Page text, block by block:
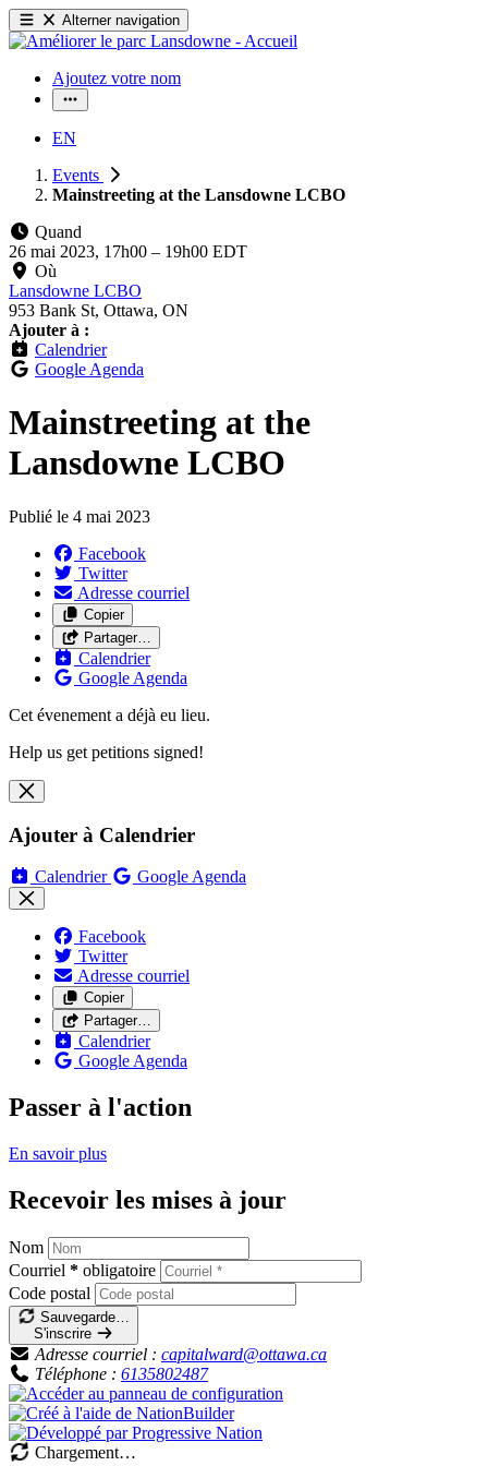
Alterner navigation
Ajoutez votre nom
EN
Events
Mainstreeting at the Lansdowne LCBO
Quand
26 mai 2023, 17h00 – 19h00 EDT
Où
Lansdowne LCBO
953 Bank St, Ottawa, ON
Ajouter à :
Calendrier
Google Agenda
Mainstreeting at the
Lansdowne LCBO
Publié le 4 mai 2023
Facebook
Twitter
Adresse courriel
Copier
Partager…
Calendrier
Google Agenda
Cet évenement a déjà eu lieu.
Help us get petitions signed!
Ajouter à Calendrier
Calendrier Google Agenda
Facebook
Twitter
Adresse courriel
Copier
Partager…
Calendrier
Google Agenda
Passer à l'action
En savoirplus
Recevoir les mises à jour
Nom
Courriel * obligatoire
Code postal
Sauvegarde…
S'inscrire
Adresse courriel : capitalward@ottawa.ca
Téléphone : 6135802487
Chargement…